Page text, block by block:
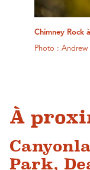
Chimney Rock
Photo : Andrew
À
Park,